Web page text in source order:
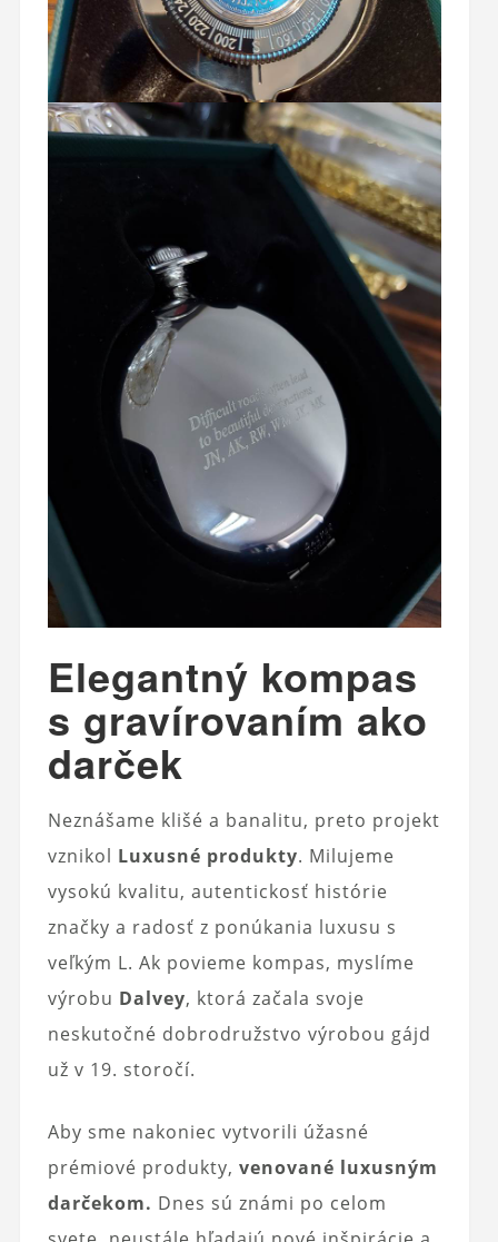
Elegantný kompas
s gravírovaním ako
darček
Neznášame klišé a banalitu, preto projekt
vznikol Luxusné produkty. Milujeme
vysokú kvalitu, autentickosť histórie
značky a radosť z ponúkania luxusu s
veľkým L. Ak povieme kompas, myslíme
výrobu Dalvey, ktorá začala svoje
neskutočné dobrodružstvo výrobou gájd
už v 19. storočí.
Aby sme nakoniec vytvorili úžasné
prémiové produkty, venované luxusným
darčekom. Dnes sú známi po celom